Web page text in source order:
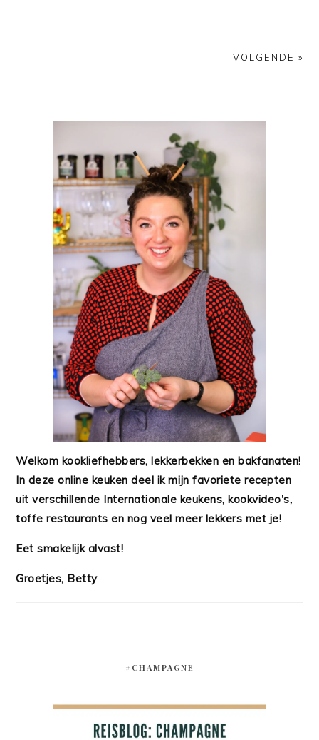
VOLGENDE »
Welkom kookliefhebbers, lekkerbekken en bakfanaten!
In deze online keuken deel ik mijn favoriete recepten
uit verschillende Internationale keukens, kookvideo's,
toffe restaurants en nog veel meer lekkers met je!
Eet smakelijk alvast!
Groetjes, Betty
#CHAMPAGNE